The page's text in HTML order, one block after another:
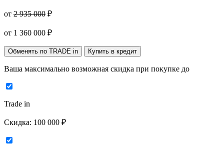
от 2 935 000 ₽
от 1 360 000 ₽
Обменять по TRADE in Купить в кредит
Ваша максимально возможная скидка при покупке до
Trade in
Скидка: 100 000 ₽